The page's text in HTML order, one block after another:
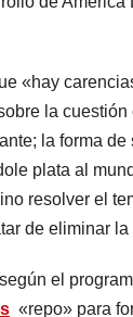
«hay
la cuestión
la forma
plata al
resolver el
de eliminar la
el
«repo» para